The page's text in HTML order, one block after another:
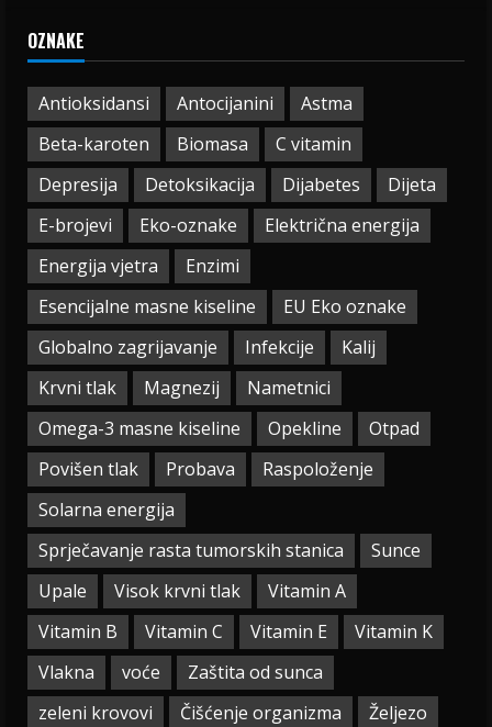
OZNAKE
Antioksidansi Antocijanini
Astma
Beta-karoten
Biomasa
C vitamin
Depresija
Detoksikacija Dijabetes
Dijeta
E-brojevi
Eko-oznake
Električna energija
Energija vjetra
Enzimi
Esencijalne masne kiseline
EU Eko oznake
Globalno zagrijavanje
Infekcije
Kalij
Krvni tlak
Magnezij
Nametnici
Omega-3 masne kiseline
Opekline
Otpad
Povišen tlak
Probava
Raspoloženje
Solarna energija
Sprječavanje rasta tumorskih stanica
Sunce
Upale
Visok krvni tlak
Vitamin A
Vitamin B
Vitamin C Vitamin E
Vitamin K
Vlakna
voće
Zaštita od sunca
zeleni krovovi
Čišćenje organizma Željezo